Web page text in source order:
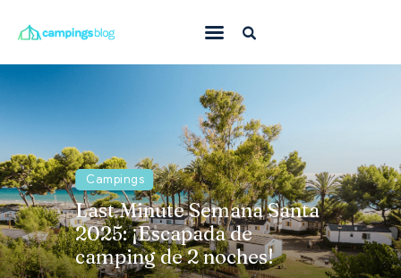
Con mascota
En familia
Donde ir
Qué hacer
Inspiración
Ofertas
Campings
Last Minute Semana Santa
2025: ¡Escapada de
camping de 2 noches!